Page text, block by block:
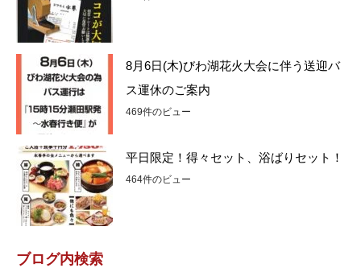
8月6日(木)びわ湖花火大会に伴う送迎バ
ス運休のご案内
469件のビュー
平日限定！得々セット、浴ばりセット！
464件のビュー
ブログ内検索